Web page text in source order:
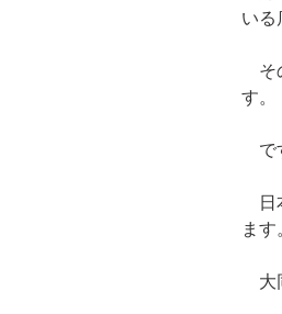
いる
そ
す。
で
日
ます
大